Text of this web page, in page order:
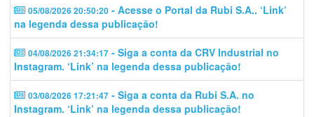
05/08/2026 20:50:20 - Acesse o Portal da Rubi S.A.. ‘Link’
na legenda dessa publicação!
04/08/2026 21:34:17 - Siga a conta da CRV Industrial no
Instagram. ‘Link’ na legenda dessa publicação!
03/08/2026 17:21:47 - Siga a conta da Rubi S.A. no
Instagram. ‘Link’ na legenda dessa publicação!